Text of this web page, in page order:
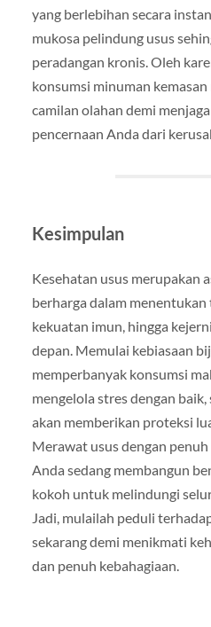
yang berlebihan secara
mukosa pelindung usus
peradangan kronis. Oleh
konsumsi minuman kemasan
camilan olahan demi
pencernaan Anda dari
Kesimpulan
Kesehatan usus merupakan
berharga dalam menentukan
kekuatan imun, hingga
depan. Memulai kebiasaan
memperbanyak konsumsi
mengelola stres dengan
akan memberikan proteksi
Merawat usus dengan
Anda sedang membangun
kokoh untuk melindungi
Jadi, mulailah peduli
sekarang demi menikmati
dan penuh kebahagiaan.